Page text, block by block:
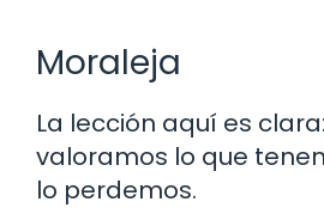
Moraleja
La lección aquí es
valoramos lo que
lo perdemos.